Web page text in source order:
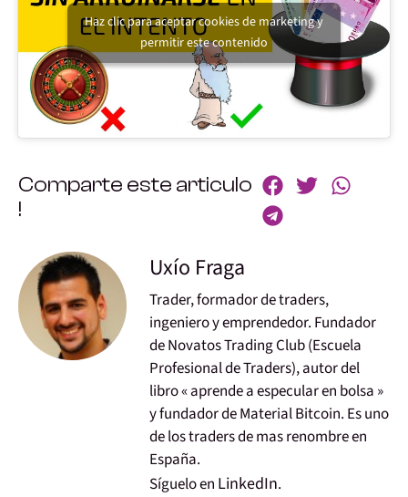
Haz clic para aceptar cookies de marketing y
permitir este contenido
Comparte este articulo
!
Uxío Fraga
Trader, formador de traders,
ingeniero y emprendedor. Fundador
de Novatos Trading Club (Escuela
Profesional de Traders), autor del
libro « aprende a especular en bolsa »
y fundador de Material Bitcoin. Es uno
de los traders de mas renombre en
España.
Síguelo en LinkedIn.